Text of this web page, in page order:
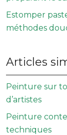
Estomper
méthodes
Articles
Peinture sur
d’artistes
Peinture
techniques